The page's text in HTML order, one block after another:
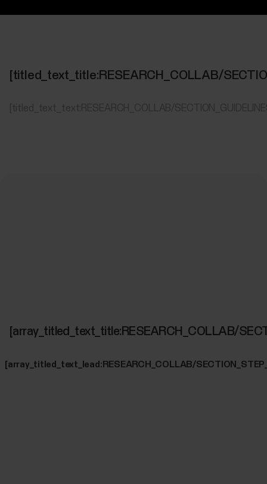
[titled_text_title:RESEARCH_COLLAB/
[array_titled_text_title:RESEARCH_COLLAB/
[array_titled_text_lead:RESEARCH_COLLAB/